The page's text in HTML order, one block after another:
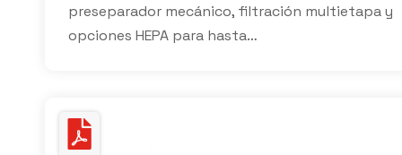
preseparador mecánico, filtración multietapa y
opciones HEPA para hasta…